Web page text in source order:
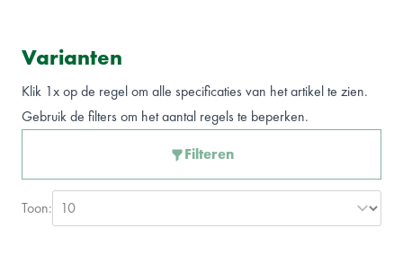
Varianten
Klik 1x op de regel om alle specificaties van het artikel te zien.
Gebruik de filters om het aantal regels te beperken.
Filteren
Toon: